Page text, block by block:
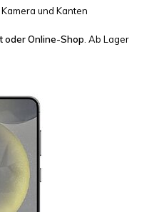
und Kanten
oder Online-Shop . Ab Lager